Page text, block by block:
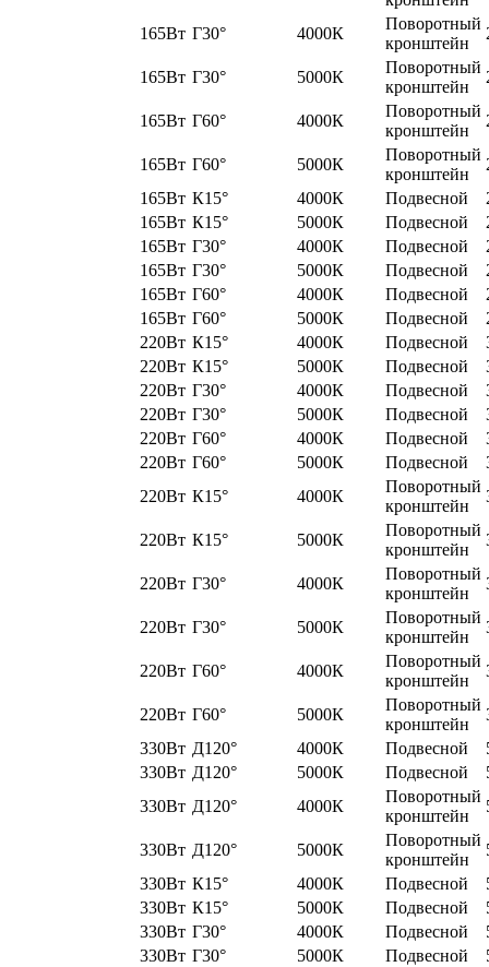
165Вт Г30° 4000К
Поворотный
кронштейн
165Вт Г30° 5000К
Поворотный
кронштейн
165Вт Г60° 4000К
Поворотный
кронштейн
165Вт Г60° 5000К
Поворотный
кронштейн
165Вт К15° 4000К Подвесной
165Вт К15° 5000К Подвесной
165Вт Г30° 4000К Подвесной
165Вт Г30° 5000К Подвесной
165Вт Г60° 4000К Подвесной
165Вт Г60° 5000К Подвесной
220Вт К15° 4000К Подвесной
220Вт К15° 5000К Подвесной
220Вт Г30° 4000К Подвесной
220Вт Г30° 5000К Подвесной
220Вт Г60° 4000К Подвесной
220Вт Г60° 5000К Подвесной
220Вт К15° 4000К
Поворотный
кронштейн
220Вт К15° 5000К
Поворотный
кронштейн
220Вт Г30° 4000К
Поворотный
кронштейн
220Вт Г30° 5000К
Поворотный
кронштейн
220Вт Г60° 4000К
Поворотный
кронштейн
220Вт Г60° 5000К
Поворотный
кронштейн
330Вт Д120° 4000К Подвесной
330Вт Д120° 5000К Подвесной
330Вт Д120° 4000К
Поворотный
кронштейн
330Вт Д120° 5000К
Поворотный
кронштейн
330Вт К15° 4000К Подвесной
330Вт К15° 5000К Подвесной
330Вт Г30° 4000К Подвесной
330Вт Г30° 5000К Подвесной